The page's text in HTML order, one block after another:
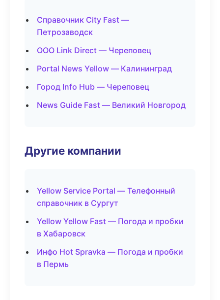
Справочник City Fast —
Петрозаводск
ООО Link Direct — Череповец
Portal News Yellow — Калининград
Город Info Hub — Череповец
News Guide Fast — Великий Новгород
Другие компании
Yellow Service Portal — Телефонный
справочник в Сургут
Yellow Yellow Fast — Погода и пробки
в Хабаровск
Инфо Hot Spravka — Погода и пробки
в Пермь